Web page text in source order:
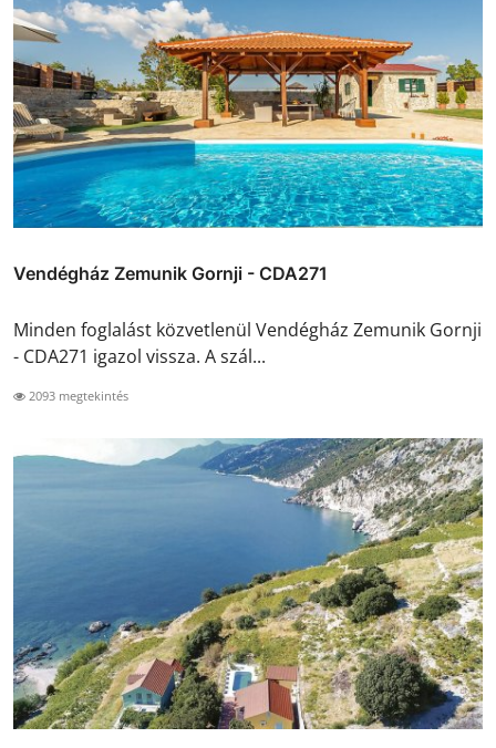
Vendégház Zemunik Gornji - CDA271
Minden foglalást közvetlenül Vendégház Zemunik Gornji
- CDA271 igazol vissza. A szál...
2093 megtekintés